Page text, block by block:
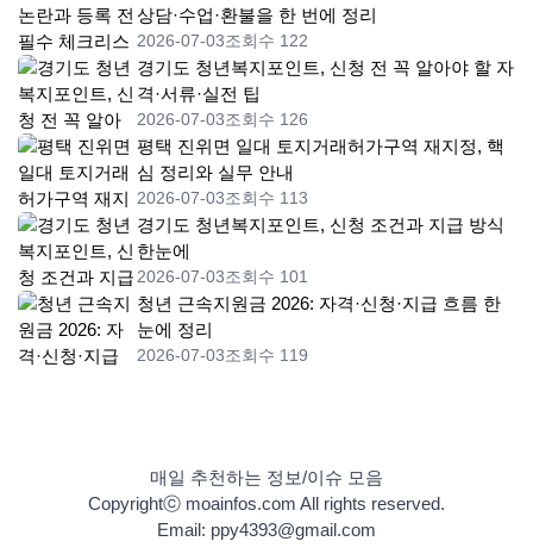
상담·수업·환불을 한 번에 정리
2026-07-03조회수 122
경기도 청년복지포인트, 신청 전 꼭 알아야 할 자
격·서류·실전 팁
2026-07-03조회수 126
평택 진위면 일대 토지거래허가구역 재지정, 핵
심 정리와 실무 안내
2026-07-03조회수 113
경기도 청년복지포인트, 신청 조건과 지급 방식
한눈에
2026-07-03조회수 101
청년 근속지원금 2026: 자격·신청·지급 흐름 한
눈에 정리
2026-07-03조회수 119
매일 추천하는 정보/이슈 모음
Copyrightⓒ moainfos.com All rights reserved.
Email: ppy4393@gmail.com